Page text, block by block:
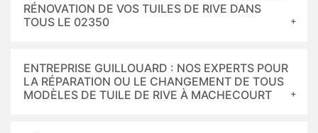
RÉNOVATION DE VOS TUILES DE RIVE DANS
TOUS LE 02350
ENTREPRISE GUILLOUARD : NOS EXPERTS POUR
LA RÉPARATION OU LE CHANGEMENT DE TOUS
MODÈLES DE TUILE DE RIVE À MACHECOURT